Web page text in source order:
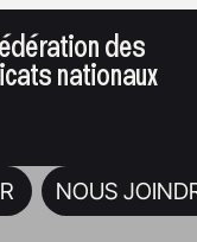
des
nationaux
NOUS